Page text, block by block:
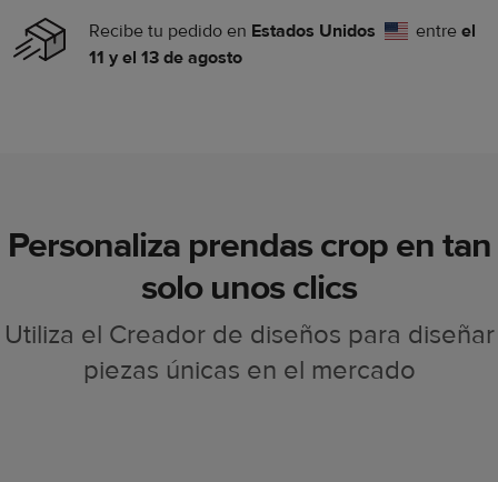
Recibe tu pedido en Estados Unidos entre el
11 y el 13 de agosto
Personaliza prendas crop en tan
solo unos clics
Utiliza el Creador de diseños para diseñar
piezas únicas en el mercado